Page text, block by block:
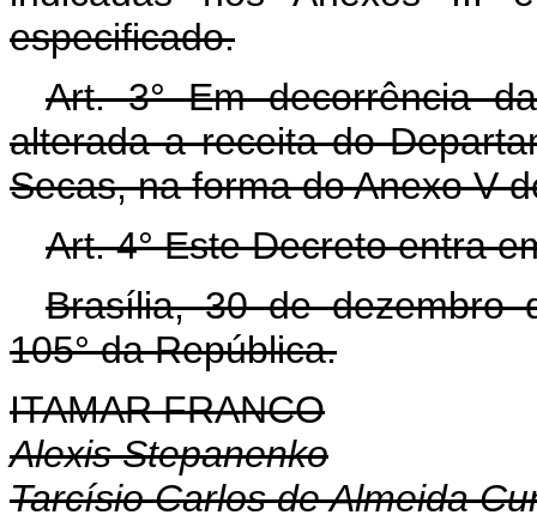
especificado.
Art. 3° Em decorrência
alterada a receita do
Secas, na forma do Anexo V
Art. 4° Este Decreto entra
Brasília, 30 de dezembro
105° da República.
ITAMAR FRANCO
Alexis Stepanenko
Tarcísio Carlos de Almeida